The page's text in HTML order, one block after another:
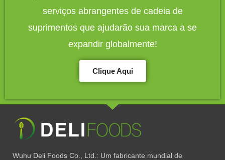
serviços abrangentes de cadeia de
suprimentos que ajudarão sua marca a se
expandir globalmente!
Clique Aqui
Wuhu Deli Foods Co., Ltd.: Um fabricante mundial de